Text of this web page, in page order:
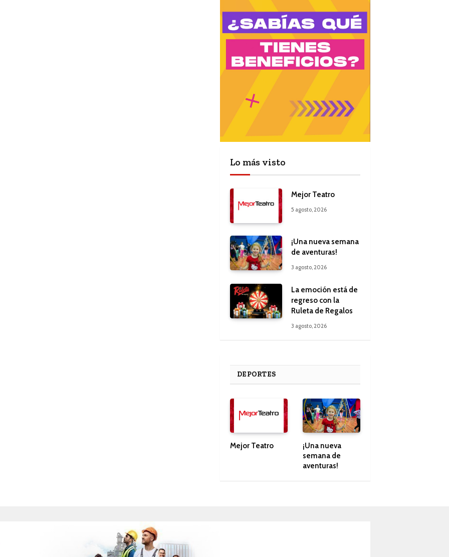
Lo más visto
Mejor Teatro
5 agosto, 2026
¡Una nueva semana
de aventuras!
3 agosto, 2026
La emoción está de
regreso con la
Ruleta de Regalos
3 agosto, 2026
DEPORTES
Mejor Teatro
¡Una nueva
semana de
aventuras!